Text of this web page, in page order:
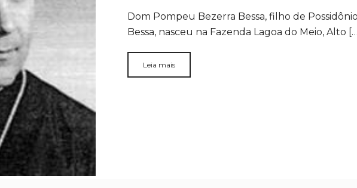
Dom Pompeu Bezerra Bessa, filho de
Bessa, nasceu na Fazenda Lagoa do Meio, Alto
Leia mais